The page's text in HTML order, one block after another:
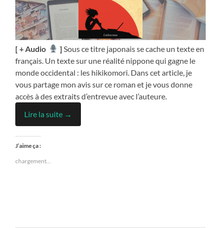
[ + Audio ] Sous ce titre japonais se cache un texte en
français. Un texte sur une réalité nippone qui gagne le
monde occidental : les hikikomori. Dans cet article, je
vous partage mon avis sur ce roman et je vous donne
accès à des extraits d’entrevue avec l’auteure.
Lire la suite →
J’aime ça :
chargement…